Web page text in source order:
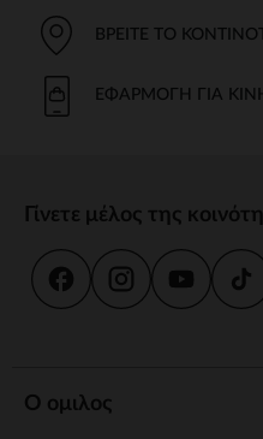
ΒΡΕΊΤΕ ΤΟ
ΕΦΑΡΜΟΓΉ ΓΙΑ
Γίνετε μέλος της
Ο ομιλος